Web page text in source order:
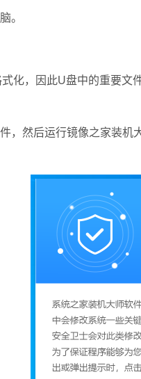
。
，因此U盘中的重要文
然后运行镜像之家装机